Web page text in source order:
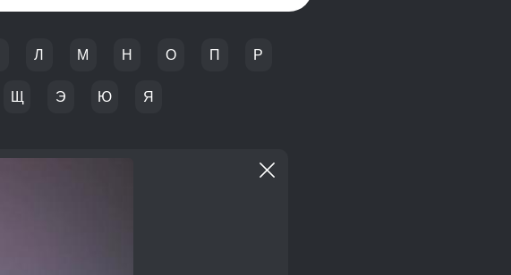
Л М Н О П Р
Щ Э Ю Я